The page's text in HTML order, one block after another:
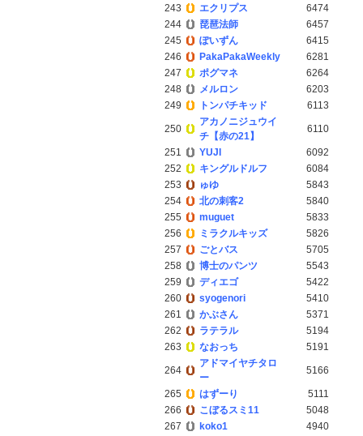
243
エクリプス
6474
244
琵琶法師
6457
245
ぽいずん
6415
246
PakaPakaWeekly
6281
247
ポグマネ
6264
248
メルロン
6203
249
トンパチキッド 6113
250
アカノニジュウイ
チ【赤の21】
6110
251 YUJI
6092
252
キングルドルフ
6084
253
ゅゆ
5843
254
北の刺客2
5840
255
muguet
5833
256
ミラクルキッズ
5826
257
ごとバス
5705
258
博士のパンツ
5543
259
ディエゴ
5422
260
syogenori
5410
261
かぶさん
5371
262
ラテラル
5194
263
なおっち 5191
264
アドマイヤチタロ
ー
5166
265 はずーり
5111
266
こぼるスミ11
5048
267
koko1
4940